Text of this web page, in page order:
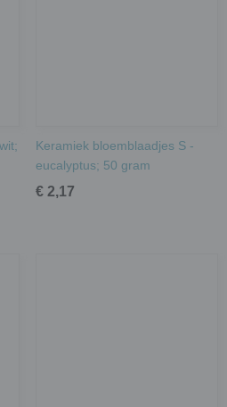
Keramiek bloemblaadjes S -
eucalyptus; 50 gram
€ 2,17